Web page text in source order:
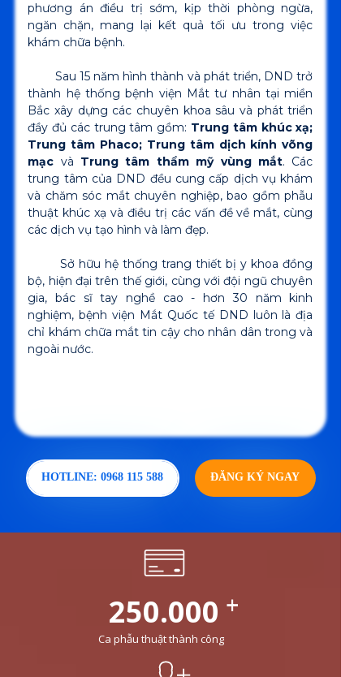
phương án điều trị sớm, kịp thời phòng ngừa,
ngăn chặn, mang lại kết quả tối ưu trong việc
khám chữa bệnh.
Sau 15 năm hình thành và phát triển, DND trở
thành hệ thống bệnh viện Mắt tư nhân tại miền
Bắc xây dựng các chuyên khoa sâu và phát triển
đầy đủ các trung tâm gồm: Trung tâm khúc xạ;
Trung tâm Phaco; Trung tâm dịch kính võng
mạc và Trung tâm thẩm mỹ vùng mắt. Các
trung tâm của DND đều cung cấp dịch vụ khám
và chăm sóc mắt chuyên nghiệp, bao gồm phẫu
thuật khúc xạ và điều trị các vấn đề về mắt, cùng
các dịch vụ tạo hình và làm đẹp.
Sở hữu hệ thống trang thiết bị y khoa đồng
bộ, hiện đại trên thế giới, cùng với đội ngũ chuyên
gia, bác sĩ tay nghề cao - hơn 30 năm kinh
nghiệm, bệnh viện Mắt Quốc tế DND luôn là địa
chỉ khám chữa mắt tin cậy cho nhân dân trong và
ngoài nước.
HOTLINE: 0968 115 588 ĐĂNG KÝ NGAY
250.000
Ca phẫu thuật thành công
+